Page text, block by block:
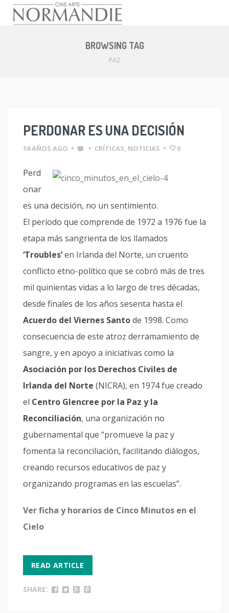
BROWSING TAG
PAZ
PERDONAR ES UNA DECISIÓN
16 AÑOS AGO • • CRÍTICAS, NOTICIAS • 0
Perd
onar
es una decisión, no un sentimiento.
El período que comprende de 1972 a 1976 fue la
etapa más sangrienta de los llamados
‘Troubles’en Irlanda del Norte, un cruento
conflicto etno-político que se cobró más de tres
mil quinientas vidas a lo largo de tres décadas,
desde finales de los años sesenta hasta el
Acuerdo del Viernes Santode 1998. Como
consecuencia de este atroz derramamiento de
sangre, y en apoyo a iniciativas como la
Asociación por los Derechos Civiles de
Irlanda del Norte (NICRA), en 1974 fue creado
el Centro Glencree por la Paz y la
Reconciliación, una organización no
gubernamental que “promueve la paz y
fomenta la reconciliación, facilitando diálogos,
creando recursos educativos de paz y
organizando programas en las escuelas”.
Ver ficha y horarios de Cinco Minutos en el
Cielo
READ ARTICLE
SHARE: